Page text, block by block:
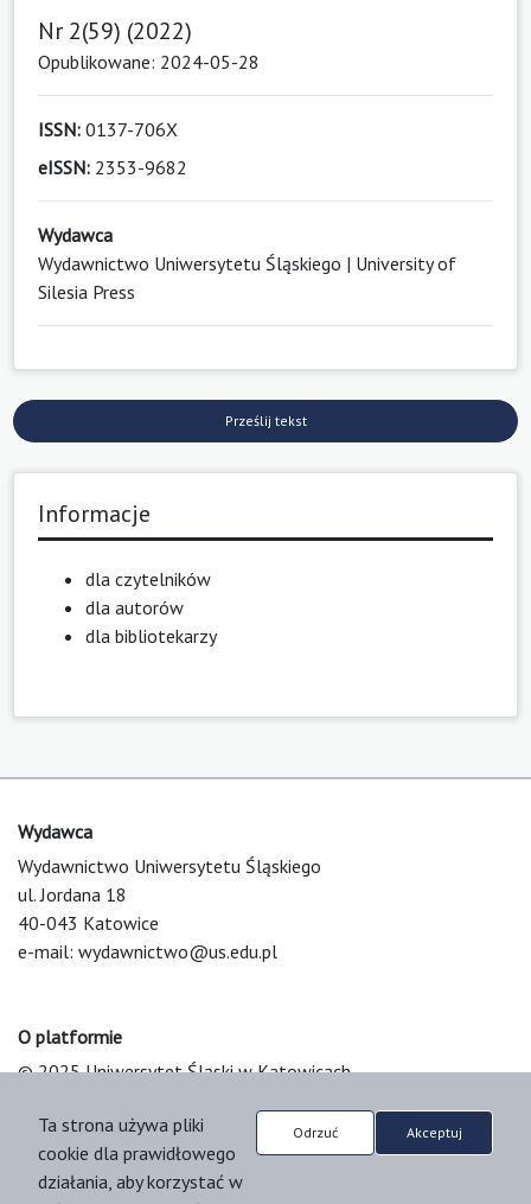
Nr 2(59) (2022)
Opublikowane: 2024-05-28
ISSN: 0137-706X
eISSN: 2353-9682
Wydawca
Wydawnictwo Uniwersytetu Śląskiego | University of
Silesia Press
Prześlij tekst
Informacje
dla czytelników
dla autorów
dla bibliotekarzy
Wydawca
Wydawnictwo Uniwersytetu Śląskiego
ul. Jordana 18
40-043 Katowice
e-mail: wydawnictwo@us.edu.pl
O platformie
© 2025 Uniwersytet Śląski w Katowicach
Platform & Workflow by OJS/PKP
Ta strona używa pliki
cookie dla prawidłowego
działania, aby korzystać w
Odrzuć Akceptuj